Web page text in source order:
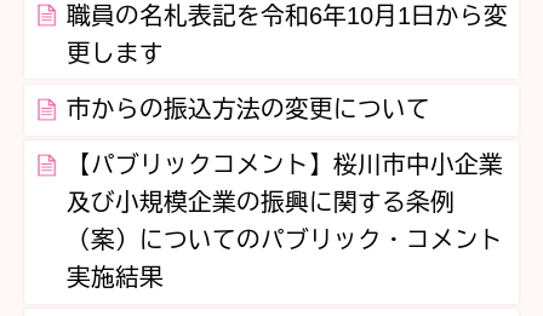
職員の名札表記を令和6年10月1日から変
更します
市からの振込方法の変更について
【パブリックコメント】桜川市中小企業
及び小規模企業の振興に関する条例
（案）についてのパブリック・コメント
実施結果